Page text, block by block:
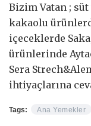
Bizim Vatan ;
kakaolu
içeceklerde
ürünlerinde
Sera
ihtiyaçlarına
Tags: Ana Yemekler